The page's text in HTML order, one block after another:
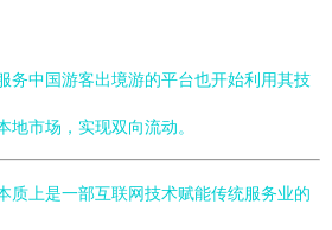
务中国游客出境游的平台也开始利用其技
市场，实现双向流动。
质上是一部互联网技术赋能传统服务业的